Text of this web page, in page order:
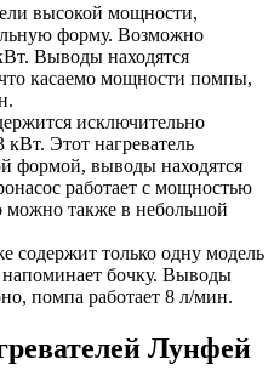
высокой мощности,
форму. Возможно
Выводы находятся
касаемо мощности помпы,
исключительно
кВт. Этот нагреватель
формой, выводы находятся
работает с мощностью
можно также в небольшой
содержит только одну модель
бочку. Выводы
помпа работает 8 л/мин.
Лунфей